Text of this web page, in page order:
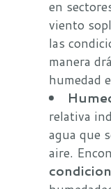
en
viento
las
manera
humedad
relativa
agua que
aire.